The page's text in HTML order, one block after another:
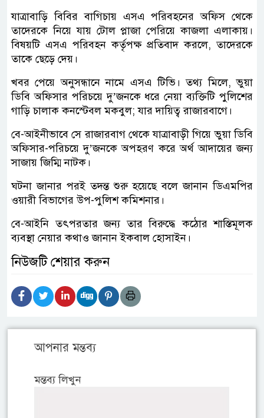
যাত্রাবাড়ি বিবির বাগিচায় এসএ পরিবহনের অফিস থেকে
তাদেরকে নিয়ে যায় টোল প্লাজা পেরিয়ে কাজলা এলাকায়।
বিষয়টি এসএ পরিবহন কর্তৃপক্ষ প্রতিবাদ করলে, তাদেরকে
তাকে ছেড়ে দেয়।
খবর পেয়ে অনুসন্ধানে নামে এসএ টিভি। তথ্য মিলে, ভুয়া
ডিবি অফিসার পরিচয়ে দু’জনকে ধরে নেয়া ব্যক্তিটি পুলিশের
গাড়ি চালাক কনস্টেবল মকবুল; যার দায়িত্ব রাজারবাগে।
বে-আইনীভাবে সে রাজারবাগ থেকে যাত্রাবাড়ী গিয়ে ভুয়া ডিবি
অফিসার-পরিচয়ে দু’জনকে অপহরণ করে অর্থ আদায়ের জন্য
সাজায় জিম্মি নাটক।
ঘটনা জানার পরই তদন্ত শুরু হয়েছে বলে জানান ডিএমপির
ওয়ারী বিভাগের উপ-পুলিশ কমিশনার।
বে-আইনি তৎপরতার জন্য তার বিরুদ্ধে কঠোর শাস্তিমূলক
ব্যবস্থা নেয়ার কথাও জানান ইকবাল হোসাইন।
নিউজটি শেয়ার করুন
আপনার মন্তব্য
মন্তব্য লিখুন